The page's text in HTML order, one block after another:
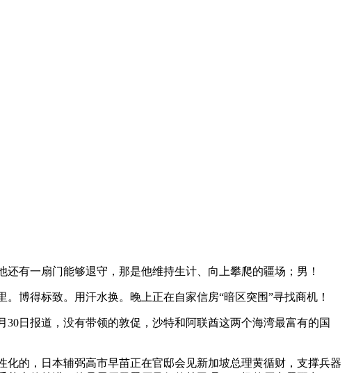
有一扇门能够退守，那是他维持生计、向上攀爬的疆场；男！
得标致。用汗水换。晚上正在自家信房“暗区突围”寻找商机！
日报道，没有带领的敦促，沙特和阿联酋这两个海湾最富有的国
的，日本辅弼高市早苗正在官邸会见新加坡总理黄循财，支撑兵器